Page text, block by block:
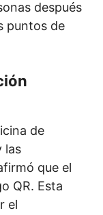
después
puntos de
de
las
que el
QR. Esta
el